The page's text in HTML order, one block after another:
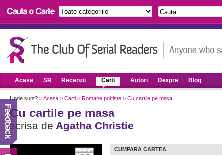
Acasa SR Recenzii Carti Autori Despre Blog
Unde sunt? >Acasa > Carti > Romane politiste > Cu cartile pe masa
Cu cartile pe masa
scrisa de Agatha Christie
CUMPARA CARTEA